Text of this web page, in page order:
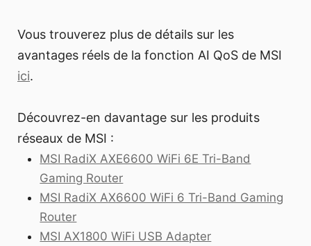
Vous trouverez plus de détails sur les
avantages réels de la fonction AI QoS de MSI
ici.
Découvrez-en davantage sur les produits
réseaux de MSI :
MSI RadiX AXE6600 WiFi 6E Tri-Band
Gaming Router
MSI RadiX AX6600 WiFi 6 Tri-Band Gaming
Router
MSI AX1800 WiFi USB Adapter